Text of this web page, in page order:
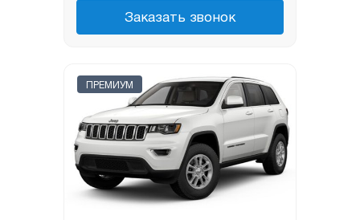
Заказать звонок
ПРЕМИУМ